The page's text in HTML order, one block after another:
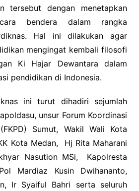
tersebut dengan menetapkan
bendera dalam rangka
Hal ini dilakukan agar
mengingat kembali filosofi
Ki Hajar Dewantara dalam
pendidikan di Indonesia.
ini turut dihadiri sejumlah
unsur Forum Koordinasi
Sumut, Wakil Wali Kota
Kota Medan, Hj Rita Maharani
Nasution MSi, Kapolresta
Mardiaz Kusin Dwihananto,
Ir Syaiful Bahri serta seluruh